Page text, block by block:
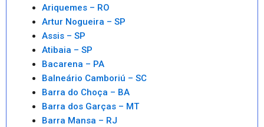
Ariquemes – RO
Artur Nogueira – SP
Assis – SP
Atibaia – SP
Bacarena – PA
Balneário Camboriú – SC
Barra do Choça – BA
Barra dos Garças – MT
Barra Mansa – RJ